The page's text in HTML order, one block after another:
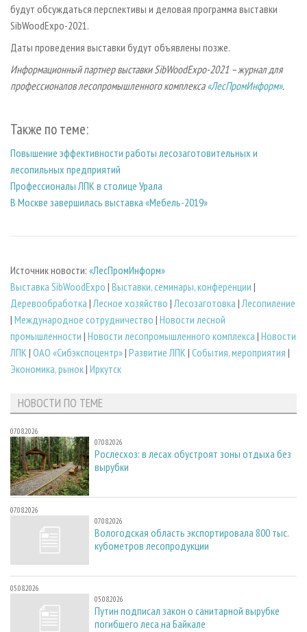
будут обсуждаться перспективы и деловая программа выставки
SibWoodExpo-2021.
Даты проведения выставки будут объявлены позже.
Информационный партнер выставки SibWoodExpo-2021 – журнал для
профессионалов лесопромышленного комплекса«ЛесПромИнформ».
Также по теме:
Повышение эффективности работы лесозаготовительных и
лесопильных предприятий
Профессионалы ЛПК в столице Урала
В Москве завершилась выставка «Мебель-2019»
Источник новости: «ЛесПромИнформ»
Выставка SibWoodExpo | Выставки, семинары, конференции |
Деревообработка | Лесное хозяйство | Лесозаготовка | Лесопиление
| Международное сотрудничество | Новости лесной
промышленности | Новости лесопромышленного комплекса | Новости
ЛПК | ОАО «Сибэкспоцентр»| Развитие ЛПК | События, мероприятия |
Экономика, рынок| Иркутск
НОВОСТИ ПО ТЕМЕ
07.08.2026
07.08.2026
Рослесхоз: в лесах обустроят зоны отдыха без
вырубки
07.08.2026
07.08.2026
Вологодская область экспортировала 800 тыс.
кубометров лесопродукции
05.08.2026
05.08.2026
Путин подписал закон о санитарной вырубке
погибшего леса на Байкале